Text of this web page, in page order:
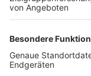
TOP-PARTNER